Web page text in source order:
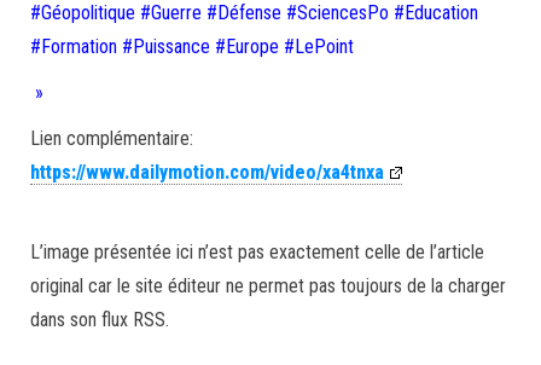
#Géopolitique #Guerre #Défense #SciencesPo #Education
#Formation #Puissance #Europe #LePoint
»
Lien complémentaire:
https://www.dailymotion.com/video/xa4tnxa
L’image présentée ici n’est pas exactement celle de l’article
original car le site éditeur ne permet pas toujours de la charger
dans son flux RSS.